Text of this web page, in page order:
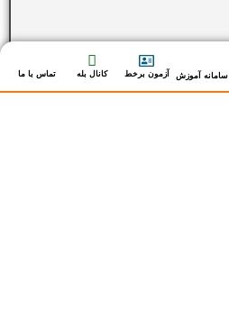
سامانه آموزش آزمون برخط کانال بله تماس با ما